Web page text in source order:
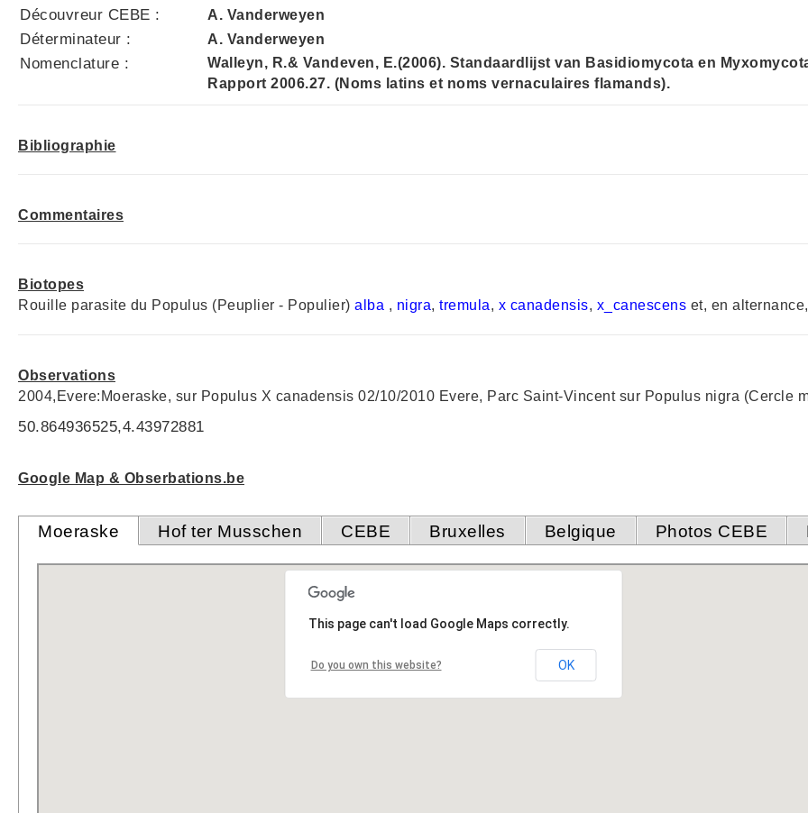
Découvreur CEBE : A. Vanderweyen
Déterminateur : A. Vanderweyen
Nomenclature :
Walleyn, R.& Vandeven, E.(2006). Standaardlijst van Basidiomycota en
Rapport 2006.27. (Noms latins et noms vernaculaires flamands).
Bibliographie
Commentaires
Biotopes
Rouille parasite du Populus (Peuplier - Populier) alba , nigra, tremula, x canadensis, x_canescens et, en
Observations
2004,Evere:Moeraske, sur Populus X canadensis 02/10/2010 Evere, Parc Saint-Vincent sur Populus nigra (Cercle
50.864936525,4.43972881
Google Map & Obserbations.be
Moeraske Hof ter Musschen CEBE Bruxelles Belgique Photos CEBE